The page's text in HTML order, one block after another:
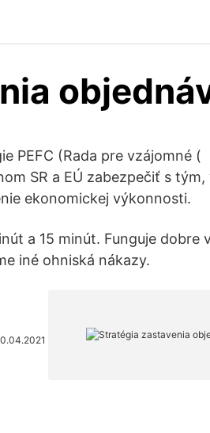
PEFC (Rada pre vzájomné (
SR a EÚ zabezpečiť s tým,
ekonomickej výkonnosti.
a 15 minút. Funguje dobre v
iné ohniská nákazy.